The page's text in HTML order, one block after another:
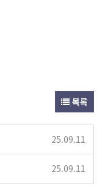
목록
25.09.11
25.09.11